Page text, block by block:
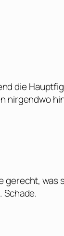
die
nirgendwo
was
Schade.